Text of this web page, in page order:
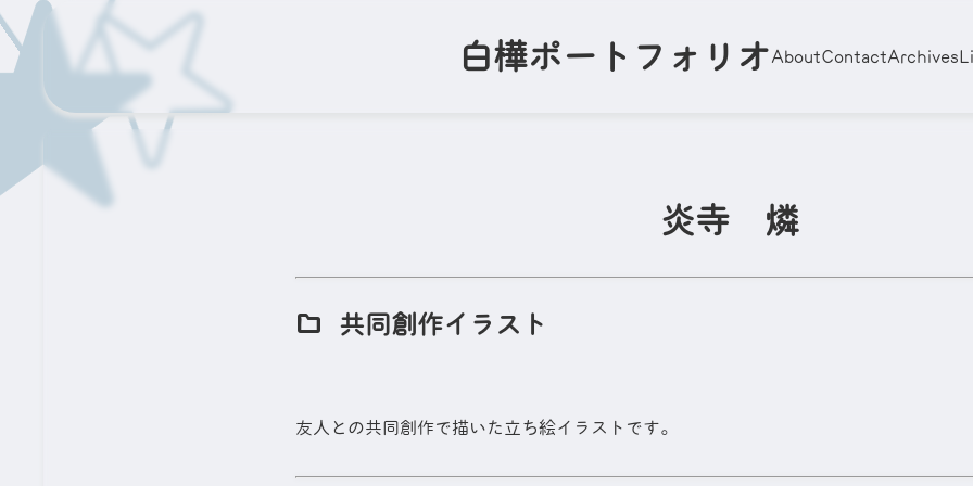
白樺ポートフォリオAboutContactArchives
炎寺 燐
共同創作イラスト
友人との共同創作で描いた立ち絵イラストです。